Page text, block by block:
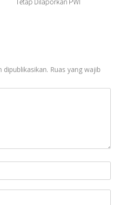
dipublikasikan. Ruas yang wajib